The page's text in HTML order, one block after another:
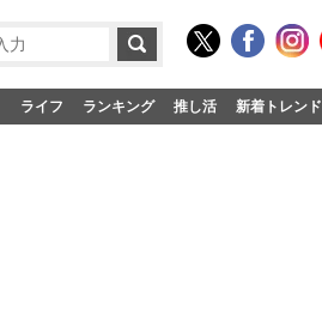
ライフ ランキング 推し活 新着トレンド